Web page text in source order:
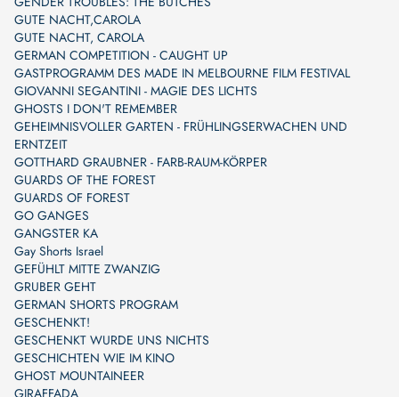
GUTE NACHT,CAROLA
GUTE NACHT, CAROLA
GERMAN COMPETITION - CAUGHT UP
GASTPROGRAMM DES MADE IN MELBOURNE FILM FESTIVAL
GIOVANNI SEGANTINI - MAGIE DES LICHTS
GHOSTS I DON'T REMEMBER
GEHEIMNISVOLLER GARTEN - FRÜHLINGSERWACHEN UND
ERNTZEIT
GOTTHARD GRAUBNER - FARB-RAUM-KÖRPER
GUARDS OF THE FOREST
GUARDS OF FOREST
GO GANGES
GANGSTER KA
Gay Shorts Israel
GEFÜHLT MITTE ZWANZIG
GRUBER GEHT
GERMAN SHORTS PROGRAM
GESCHENKT!
GESCHENKT WURDE UNS NICHTS
GESCHICHTEN WIE IM KINO
GHOST MOUNTAINEER
GIRAFFADA